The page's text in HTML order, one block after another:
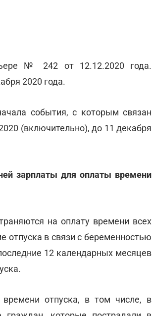
№ 242 от 12.12.2020 года.
2020 года.
события, с которым связан
(включительно), до 11 декабря
зарплаты для оплаты времени
на оплату времени всех
отпуска в связи с беременностью
12 календарных месяцев
отпуска, в том числе, в